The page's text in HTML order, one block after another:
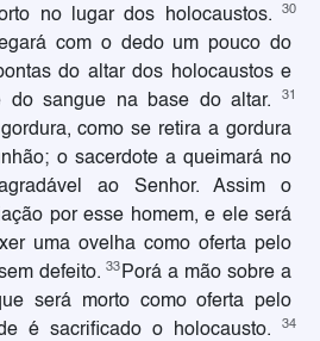
no lugar dos holocaustos. 30
com o dedo um pouco do
do altar dos holocaustos e
do sangue na base do altar.
31
como se retira a gordura
o sacerdote a queimará no
ao Senhor. Assim o
por esse homem, e ele será
uma ovelha como oferta pelo
defeito.33 Porá a mão sobre a
será morto como oferta pelo
é sacrificado o holocausto.
34